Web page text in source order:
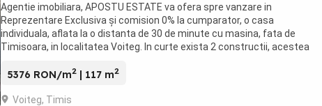
Agentie imobiliara, APOSTU ESTATE va ofera spre vanzare in
Reprezentare Exclusiva și comision 0% la cumparator, o casa
individuala, aflata la o distanta de 30 de minute cu masina, fata de
Timisoara, in localitatea Voiteg. In curte exista 2 constructii, acestea
5376 RON/m2 | 117 m2
Voiteg, Timis